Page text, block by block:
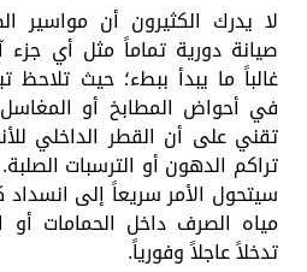
لا يدرك الكثيرون أن مواسير
صيانة دورية تماماً مثل أي جزء
غالباً ما يبدأ ببطء؛ حيث
في أحواض المطابخ أو
تقني على أن القطر الداخلي
تراكم الدهون أو الترسبات
سيتحول الأمر سريعاً إلى
مياه الصرف داخل الحمامات
تدخلاً عاجلاً وفورياً.